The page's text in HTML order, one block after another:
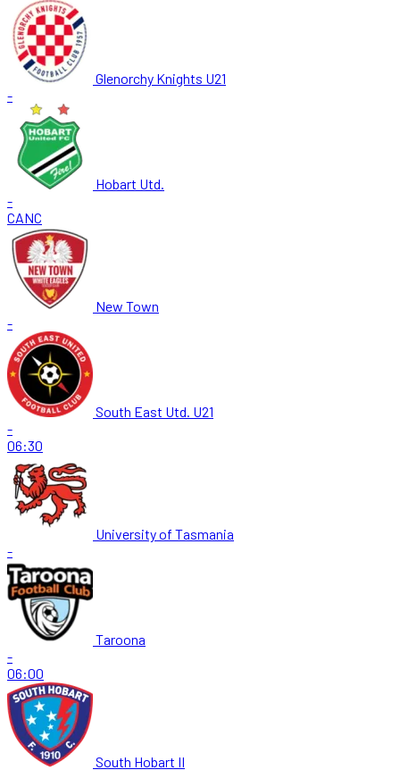
Glenorchy Knights U21
-
Hobart Utd.
-
CANC
New Town
-
South East Utd. U21
-
06:30
University of Tasmania
-
Taroona
-
06:00
South Hobart II